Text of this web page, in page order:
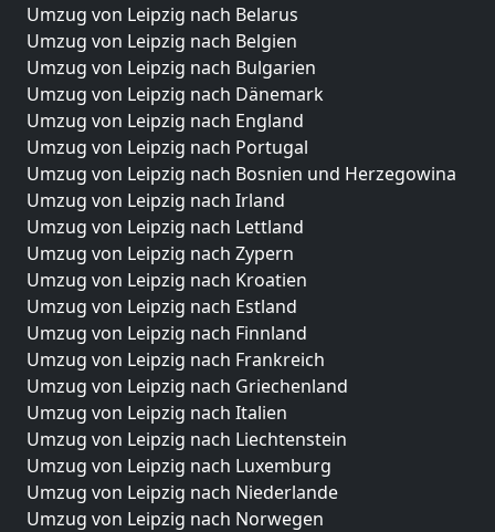
Umzug von Leipzig nach Belarus
Umzug von Leipzig nach Belgien
Umzug von Leipzig nach Bulgarien
Umzug von Leipzig nach Dänemark
Umzug von Leipzig nach England
Umzug von Leipzig nach Portugal
Umzug von Leipzig nach Bosnien und Herzegowina
Umzug von Leipzig nach Irland
Umzug von Leipzig nach Lettland
Umzug von Leipzig nach Zypern
Umzug von Leipzig nach Kroatien
Umzug von Leipzig nach Estland
Umzug von Leipzig nach Finnland
Umzug von Leipzig nach Frankreich
Umzug von Leipzig nach Griechenland
Umzug von Leipzig nach Italien
Umzug von Leipzig nach Liechtenstein
Umzug von Leipzig nach Luxemburg
Umzug von Leipzig nach Niederlande
Umzug von Leipzig nach Norwegen